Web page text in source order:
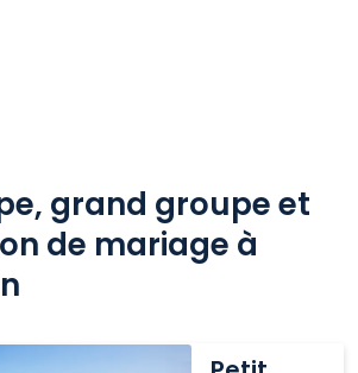
grand groupe et
de mariage à